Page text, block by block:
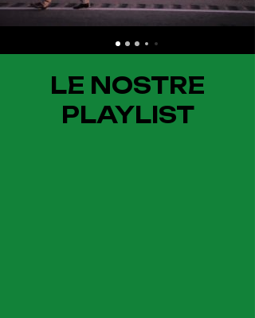
LE NOSTRE
PLAYLIST